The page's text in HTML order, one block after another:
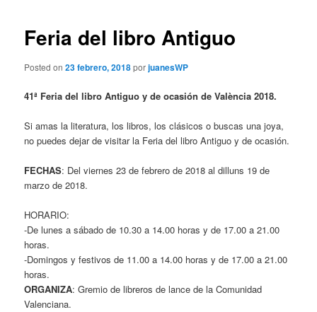
Feria del libro Antiguo
Posted on23 febrero, 2018porjuanesWP
41ª Feria del libro Antiguo y de ocasión de València 2018.
Si amas la literatura, los libros, los clásicos o buscas una joya,
no puedes dejar de visitar la Feria del libro Antiguo y de ocasión.
FECHAS: Del viernes 23 de febrero de 2018 al dilluns 19 de
marzo de 2018.
HORARIO:
-De lunes a sábado de 10.30 a 14.00 horas y de 17.00 a 21.00
horas.
-Domingos y festivos de 11.00 a 14.00 horas y de 17.00 a 21.00
horas.
ORGANIZA: Gremio de libreros de lance de la Comunidad
Valenciana.